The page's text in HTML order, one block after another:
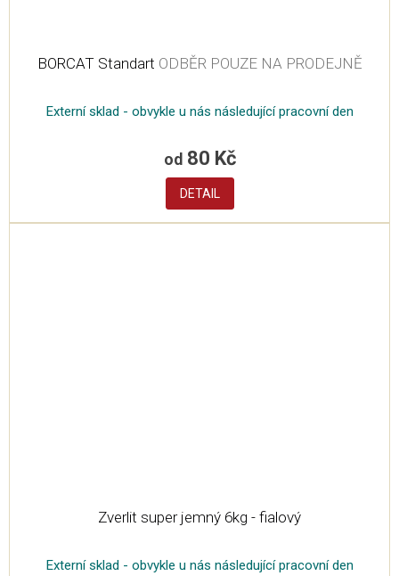
BORCAT Standart ODBĚR POUZE NA PRODEJNĚ
Externí sklad - obvykle u nás následující pracovní den
od80 Kč
DETAIL
Zverlit super jemný 6kg - fialový
Externí sklad - obvykle u nás následující pracovní den